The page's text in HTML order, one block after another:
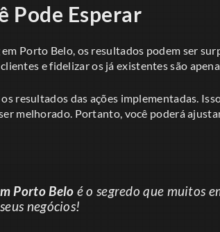
Pode Esperar
Porto Belo, os resultados podem ser
e fidelizar os já existentes são
resultados das ações implementadas.
melhorado. Portanto, você poderá
Porto Belo é o segredo que muitos
negócios!